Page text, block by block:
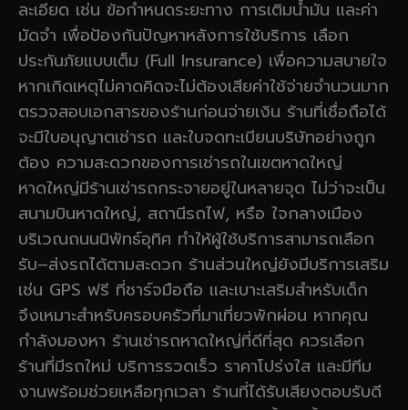
ละเอียด เช่น ข้อกำหนดระยะทาง การเติมน้ำมัน และค่า
มัดจำ เพื่อป้องกันปัญหาหลังการใช้บริการ เลือก
ประกันภัยแบบเต็ม (Full Insurance) เพื่อความสบายใจ
หากเกิดเหตุไม่คาดคิดจะไม่ต้องเสียค่าใช้จ่ายจำนวนมาก
ตรวจสอบเอกสารของร้านก่อนจ่ายเงิน ร้านที่เชื่อถือได้
จะมีใบอนุญาตเช่ารถ และใบจดทะเบียนบริษัทอย่างถูก
ต้อง ความสะดวกของการเช่ารถในเขตหาดใหญ่
หาดใหญ่มีร้านเช่ารถกระจายอยู่ในหลายจุด ไม่ว่าจะเป็น
สนามบินหาดใหญ่, สถานีรถไฟ, หรือ ใจกลางเมือง
บริเวณถนนนิพัทธ์อุทิศ ทำให้ผู้ใช้บริการสามารถเลือก
รับ–ส่งรถได้ตามสะดวก ร้านส่วนใหญ่ยังมีบริการเสริม
เช่น GPS ฟรี ที่ชาร์จมือถือ และเบาะเสริมสำหรับเด็ก
จึงเหมาะสำหรับครอบครัวที่มาเที่ยวพักผ่อน หากคุณ
กำลังมองหา ร้านเช่ารถหาดใหญ่ที่ดีที่สุด ควรเลือก
ร้านที่มีรถใหม่ บริการรวดเร็ว ราคาโปร่งใส และมีทีม
งานพร้อมช่วยเหลือทุกเวลา ร้านที่ได้รับเสียงตอบรับดี